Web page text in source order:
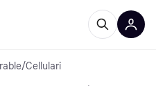
/Cellulari